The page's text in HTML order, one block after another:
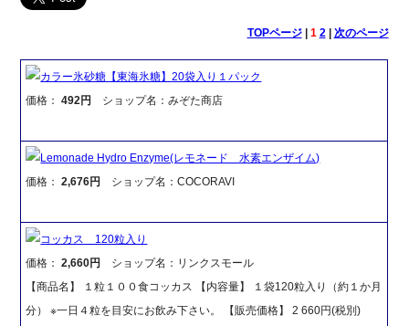
TOPページ| 1 2| 次のページ
カラー氷砂糖【東海氷糖】20袋入り１パック
価格：492円 ショップ名：みぞた商店
Lemonade Hydro Enzyme(レモネード 水素エンザイム)
価格：2,676円 ショップ名：COCORAVI
コッカス 120粒入り
価格：2,660円
ショップ名：リンクスモール
【商品名】 １粒１００食コッカス 【内容量】 １袋120粒入り（約１か月
分） ※一日４粒を目安にお飲み下さい。 【販売価格】 2 660円(税別)